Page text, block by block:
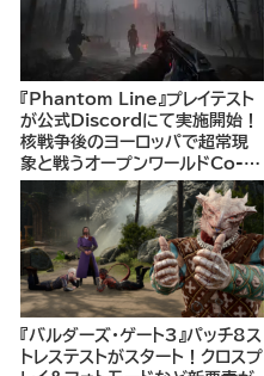
『Phantom Line』プレイテスト
が公式Discordにて実施開始！
核戦争後のヨーロッパで超常現
象と戦うオープンワールドCo-
opシューター
『バルダーズ・ゲート3』パッチ8ス
トレステストがスタート！クロスプ